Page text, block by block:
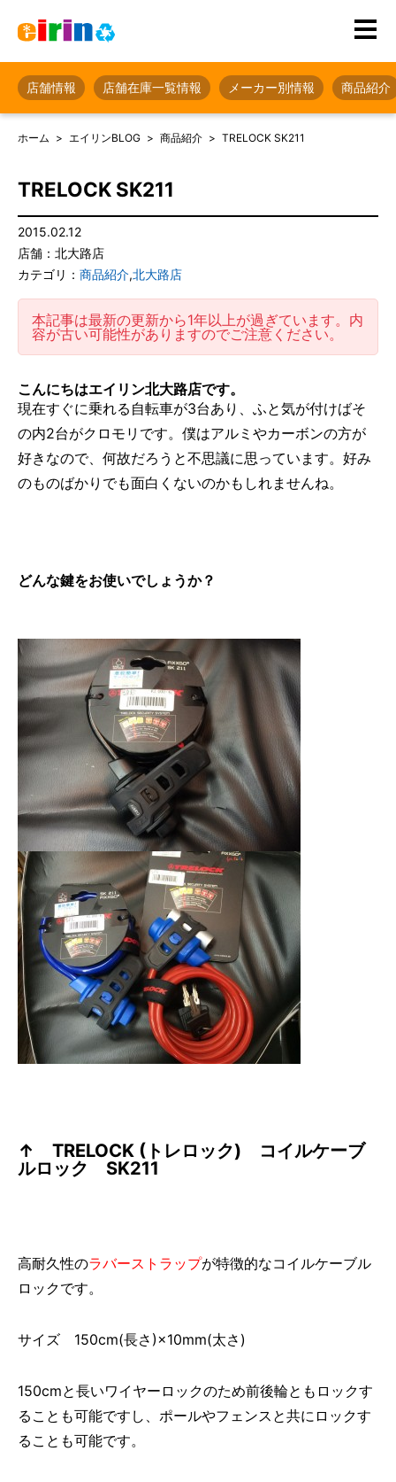
店舗情報 店舗在庫一覧情報 メーカー別情報 商品紹介
ホーム エイリンBLOG 商品紹介 TRELOCK SK211
TRELOCK SK211
2015.02.12
店舗：北大路店
カテゴリ： 商品紹介,北大路店
本記事は最新の更新から1年以上が過ぎています。内
容が古い可能性がありますのでご注意ください。
こんにちはエイリン北大路店です。
現在すぐに乗れる自転車が3台あり、ふと気が付けばそ
の内2台がクロモリです。僕はアルミやカーボンの方が
好きなので、何故だろうと不思議に思っています。好み
のものばかりでも面白くないのかもしれませんね。
どんな鍵をお使いでしょうか？
↑ TRELOCK (トレロック) コイルケーブ
ルロック SK211
高耐久性のラバーストラップが特徴的なコイルケーブル
ロックです。
サイズ 150cm(長さ)×10mm(太さ)
150cmと長いワイヤーロックのため前後輪ともロックす
ることも可能ですし、ポールやフェンスと共にロックす
ることも可能です。